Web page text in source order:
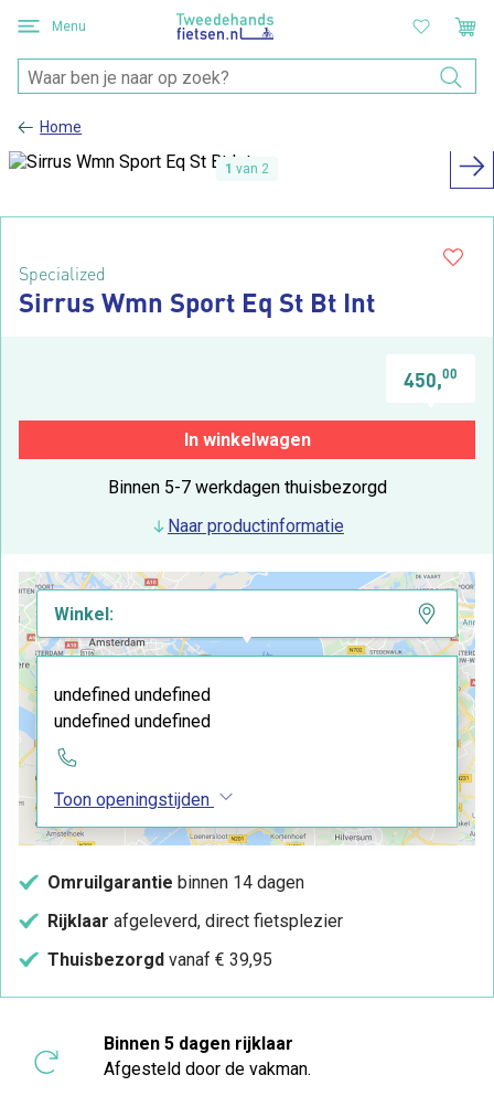
Menu
Home
1 van 2
Specialized
Sirrus Wmn Sport Eq St Bt Int
450,00
In winkelwagen
Binnen 5-7 werkdagen thuisbezorgd
Naar productinformatie
Winkel:
undefined undefined
undefined undefined
Toon openingstijden
Omruilgarantie binnen 14 dagen
Rijklaar afgeleverd, direct fietsplezier
Thuisbezorgd vanaf € 39,95
Binnen 5 dagen rijklaar
Afgesteld door de vakman.